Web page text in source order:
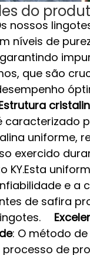
do
nossos
níveis de
que são
caracterizado
uniforme,
exercido
KY.Esta
e a
de safira
: O método
processo de